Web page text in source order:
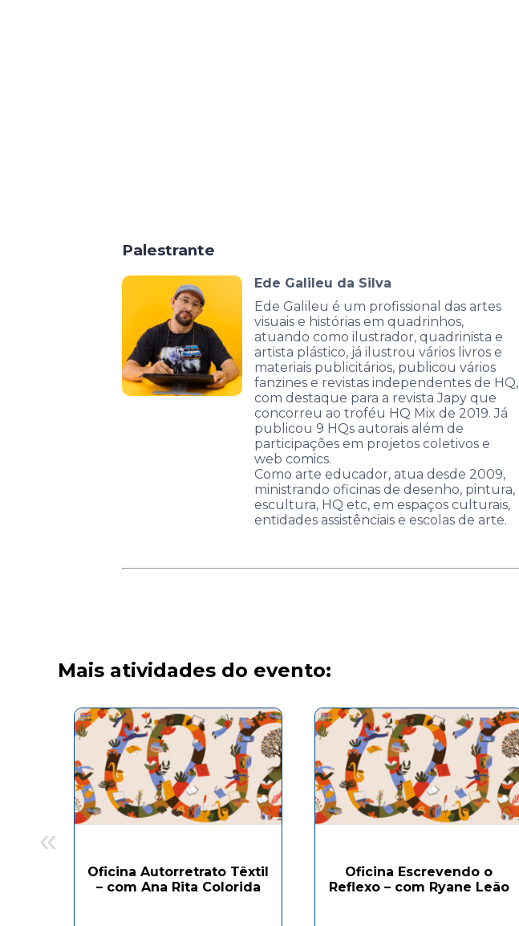
Palestrante
Ede Galileu da Silva
Ede Galileu é um profissional das artes
visuais e histórias em quadrinhos,
atuando como ilustrador, quadrinista e
artista plástico, já ilustrou vários livros e
materiais publicitários, publicou vários
fanzines e revistas independentes de HQ,
com destaque para a revista Japy que
concorreu ao troféu HQ Mix de 2019. Já
publicou 9 HQs autorais além de
participações em projetos coletivos e
web comics.
Como arte educador, atua desde 2009,
ministrando oficinas de desenho, pintura,
escultura, HQ etc, em espaços culturais,
entidades assistênciais e escolas de arte.
Mais atividades do evento:
Oficina Autorretrato Têxtil
– com Ana Rita Colorida
Oficina Escrevendo o
Reflexo – com Ryane Leão
«